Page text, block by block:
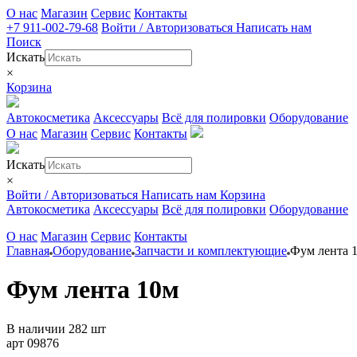
О нас Магазин Сервис Контакты
+7 911-002-79-68 Войти / Авторизоваться Написать нам
Поиск
Искать
×
Корзина
Автокосметика Аксессуары Всё для полировки Оборудование
О нас Магазин Сервис Контакты
Искать
×
Войти / Авторизоваться Написать нам Корзина
Автокосметика Аксессуары Всё для полировки Оборудование
О нас Магазин Сервис Контакты
Главная Оборудование Запчасти и комплектующие Фум лента
Фум лента 10м
В наличии 282 шт
арт 09876